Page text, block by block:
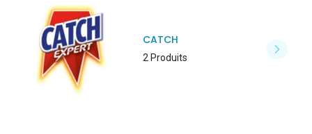
CATCH
2 Produits